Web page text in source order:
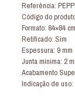
Referência:
Código do
Formato: 84×84 cm
Retificado: Sim
Espessura: 9 mm
Junta mínima: 2
Acabamento
Indicação de uso: